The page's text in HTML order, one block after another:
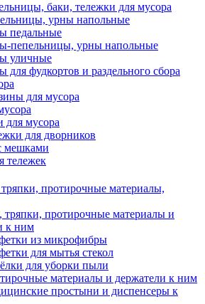
баки, тележки для мусора
урны напольные
педальные
пепельницы, урны напольные
уличные
для фудкортов и раздельного сбора
для мусора
для мусора
для дворников
мешками
тележек
протирочные материалы,
тряпки, протирочные материалы и
к ним
из микрофибры
для мытья стекол
для уборки пыли
материалы и держатели к ним
простыни и диспенсеры к